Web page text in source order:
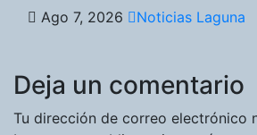
Ago 7, 2026 Noticias Laguna
Deja un comentario
Tu dirección de correo electrónico